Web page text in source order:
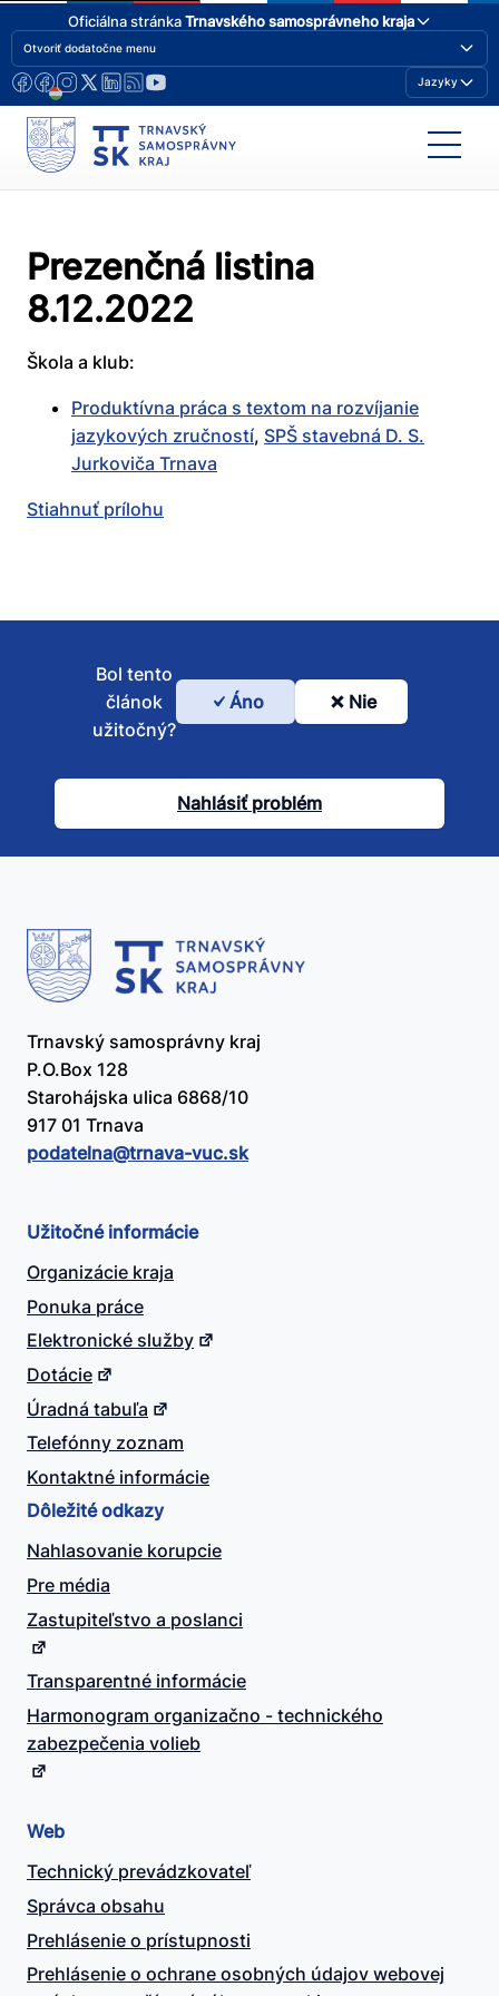
Oficiálna stránkaTrnavského samosprávneho kraja
Otvoriť dodatočne menu
Jazyky
Prezenčná listina
8.12.2022
Škola a klub:
Produktívna práca s textom na rozvíjanie
jazykových zručností, SPŠ stavebná D. S.
Jurkoviča Trnava
Stiahnuť prílohu
Bol
článok
užitočný?
Bol tento
článok
užitočný?
Áno Nie
Nahlásiť problém
Trnavský samosprávny kraj
P.O.Box 128
Starohájska ulica 6868/10
917 01 Trnava
podatelna@​trnava-vuc.sk
Užitočné informácie
Organizácie kraja
Ponuka práce
Elektronické služby
Dotácie
Úradná tabuľa
Telefónny zoznam
Kontaktné informácie
Dôležité odkazy
Nahlasovanie korupcie
Pre média
Zastupiteľstvo a poslanci
Transparentné informácie
Harmonogram organizačno - technického
zabezpečenia volieb
Web
Technický prevádzkovateľ
Správca obsahu
Prehlásenie o prístupnosti
Prehlásenie o ochrane osobných údajov webovej